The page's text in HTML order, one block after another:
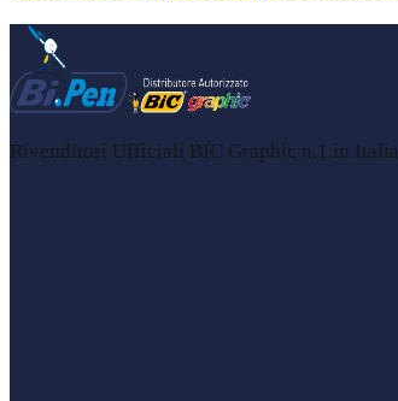
Rivenditori Ufficiali BIC Graphic n.1 in